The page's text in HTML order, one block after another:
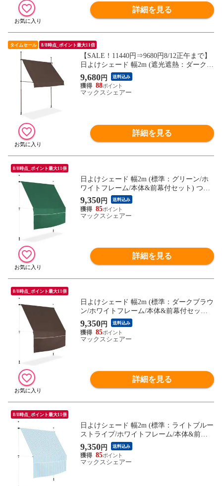
詳細を見る
タイムセール 8/8時点_ポイント最大11倍
【SALE！11440円⇒9680円8/12正午まで】
日よけシェード 幅2m (遮光遮熱：ダークブ
ラウン/ブラウンフレーム/本体のみ) つっぱ
り式 巻き上げ オーニング UVカット 撥水
サンシェード 折りたたみ 目隠し 物干し つ
9,680円 送料込み
88
マックスシェアー
詳細を見る
8/8時点_ポイント最大11倍
日よけシェード 幅2m (標準：グリーン/ホ
ワイトフレーム/本体&前幕付セット) つっ
ぱり式 巻き上げ オーニング UVカット 撥
水 サンシェード 折りたたみ 目隠し 物干し
つっぱり日よけスクリーン 突っ張り棒 日
9,350円 送料込み
85
マックスシェアー
詳細を見る
8/8時点_ポイント最大11倍
日よけシェード 幅2m (標準：ダークブラウ
ン/ホワイトフレーム/本体&前幕付セット)
つっぱり式 巻き上げ オーニング UVカット
撥水 サンシェード 折りたたみ 目隠し 物干
し つっぱり日よけスクリーン 突っ張り棒
9,350円 送料込み
85
マックスシェアー
詳細を見る
8/8時点_ポイント最大11倍
日よけシェード 幅2m (標準：ライトブルー
ストライプ/ホワイトフレーム/本体&前幕
付セット) つっぱり式 巻き上げ オーニング
UVカット 撥水 サンシェード 折りたたみ
目隠し 物干し つっぱり日よけスクリーン
9,350円 送料込み
85
マックスシェアー